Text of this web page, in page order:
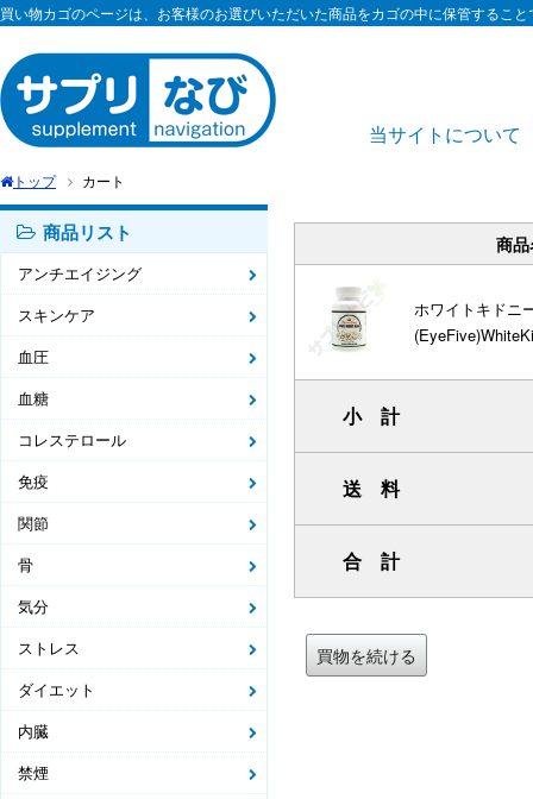
買い物カゴのページは、お客様のお選びいただいた商品をカゴの中に保管するこ
当サイトについて
トップ カート
商品リスト
アンチエイジング
スキンケア
血圧
血糖
コレステロール
免疫
関節
骨
気分
ストレス
ダイエット
内臓
禁煙
商
ホワイトキドニ
小 計
送 料
合 計
買物を続ける